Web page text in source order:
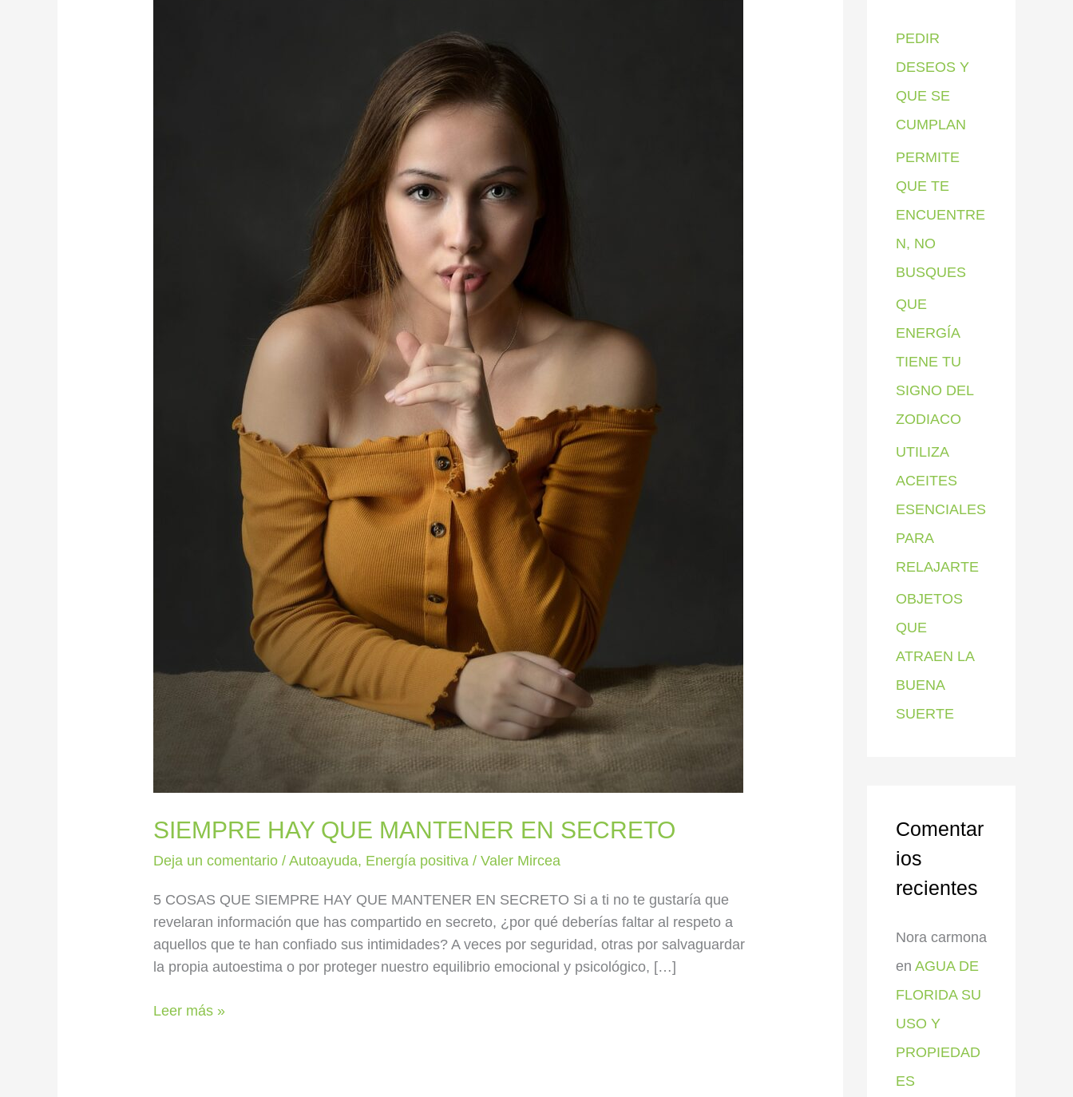
SIEMPRE HAY QUE MANTENER EN SECRETO
Deja un comentario /Autoayuda, Energía positiva /Valer Mircea
5 COSAS QUE SIEMPRE HAY QUE MANTENER EN SECRETO Si a ti no te gustaría que
revelaran información que has compartido en secreto, ¿por qué deberías faltar al respeto a
aquellos que te han confiado sus intimidades? A veces por seguridad, otras por salvaguardar
la propia autoestima o por proteger nuestro equilibrio emocional y psicológico, […]
Leer más »
o
r
:
PEDIR
DESEOS Y
QUE SE
CUMPLAN
PERMITE
QUE TE
ENCUENTRE
N, NO
BUSQUES
QUE
ENERGÍA
TIENE TU
SIGNO DEL
ZODIACO
UTILIZA
ACEITES
ESENCIALES
PARA
RELAJARTE
OBJETOS
QUE
ATRAEN LA
BUENA
SUERTE
Comentar
ios
recientes
Nora carmona
en AGUA DE
FLORIDA SU
USO Y
PROPIEDAD
ES